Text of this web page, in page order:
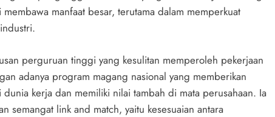
manfaat besar, terutama dalam memperkuat
perguruan tinggi yang kesulitan memperoleh pekerjaan
adanya program magang nasional yang memberikan
kerja dan memiliki nilai tambah di mata perusahaan. Ia
semangat link and match, yaitu kesesuaian antara